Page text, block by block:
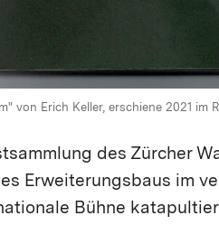
von Erich Keller, erschiene 2021 im
des Zürcher
Erweiterungsbaus im
Bühne